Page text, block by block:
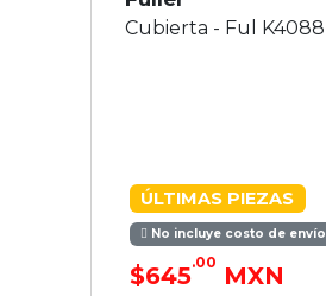
Cubierta - Ful K4088
ÚLTIMAS PIEZAS
No incluye costo de envío
$645.00 MXN